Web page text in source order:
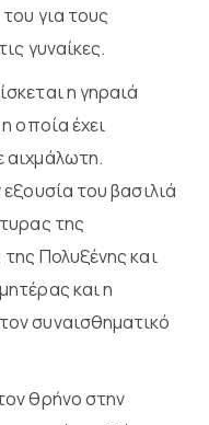
για τους
γυναίκες.
η γηραιά
οποία έχει
αιχμάλωτη.
του βασιλιά
της
Πολυξένης και
και η
συναισθηματικό
θρήνο στην